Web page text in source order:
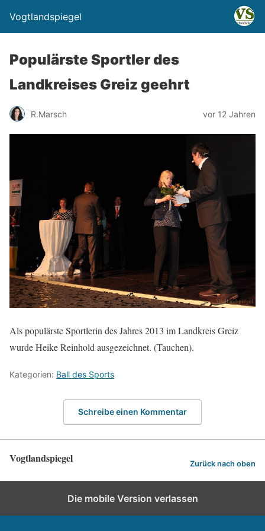
Vogtlandspiegel
Populärste Sportler des
Landkreises Greiz geehrt
R.Marsch vor 12 Jahren
Als populärste Sportlerin des Jahres 2013 im Landkreis Greiz
wurde Heike Reinhold ausgezeichnet. (Tauchen).
Kategorien: Ball des Sports
Schreibe einen Kommentar
Vogtlandspiegel Zurück nach oben
Die mobile Version verlassen